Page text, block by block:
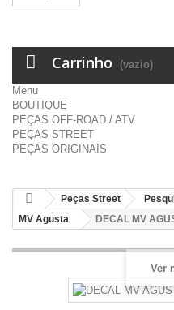
Carrinho (vazio)
Menu
BOUTIQUE
PEÇAS OFF-ROAD / ATV
PEÇAS STREET
PEÇAS ORIGINAIS
Peças Street
MV Agusta
DECAL MV
Ver